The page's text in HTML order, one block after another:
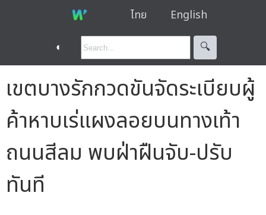
ไทย English
◐ 🔍︎
เขตบางรักกวดขันจัดระเบียบผู้
ค้าหาบเร่แผงลอยบนทางเท้า
ถนนสีลม พบฝ่าฝืนจับ-ปรับ
ทันที